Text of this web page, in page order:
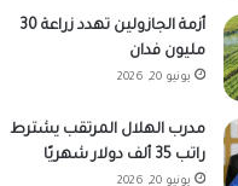
أزمة الجازولين تهدد زراعة 30
مليون فدان
يونيو 20, 2026
مدرب الهلال المرتقب يشترط
راتب 35 ألف دولار شهريًا
يونيو 20, 2026